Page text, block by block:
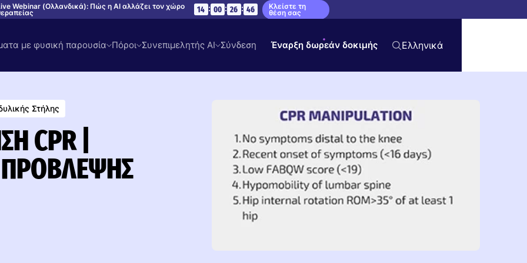
Webinar (Ολλανδικά): Πώς η AI αλλάζει τον χώρο 14 : 00 : 26 : 45 Κλείστε τη
θέση σας
με φυσική παρουσία Πόροι Συνεπιμελητής AI Σύνδεση Έναρξη δωρεάν δοκιμής Ελληνικά
Στήλης
CPR |